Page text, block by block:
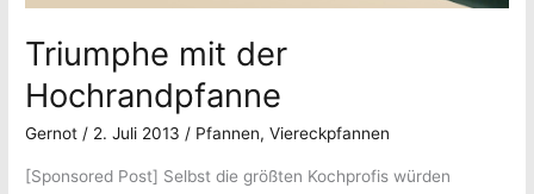
Triumphe mit der
Hochrandpfanne
Gernot / 2. Juli 2013 / Pfannen,Viereckpfannen
[Sponsored Post] Selbst die größten Kochprofis würden